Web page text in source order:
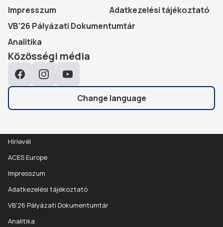
Impresszum
Adatkezelési tájékoztató
VB'26 Pályázati Dokumentumtár
Analitika
Közösségi média
FacebookInstagramYouTube
Change language
Hírlevél
ACES Europe
Impresszum
Adatkezelési tájékoztató
VB'26 Pályázati Dokumentumtár
Analitika